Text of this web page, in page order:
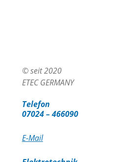
© seit 2020
ETEC GERMANY
Telefon
07024 – 466090
E-Mail